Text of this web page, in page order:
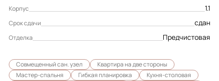
Корпус 1.1
Срок сдачи сдан
Отделка Предчистовая
Совмещенный сан. узел
Квартира на две стороны
Мастер-спальня
Гибкая планировка
Кухня-столовая